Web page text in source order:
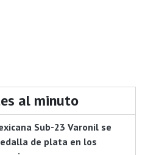
al minuto
Sub-23 Varonil se
de plata en los